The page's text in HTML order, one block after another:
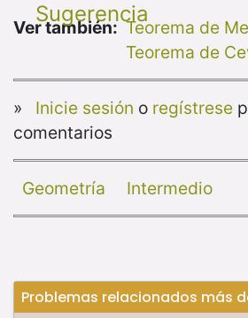
Sugerencia
Ver también: Teorema de
Teorema de
» Inicie sesión o regístrese
comentarios
Geometría Intermedio
Problemas relacionados más